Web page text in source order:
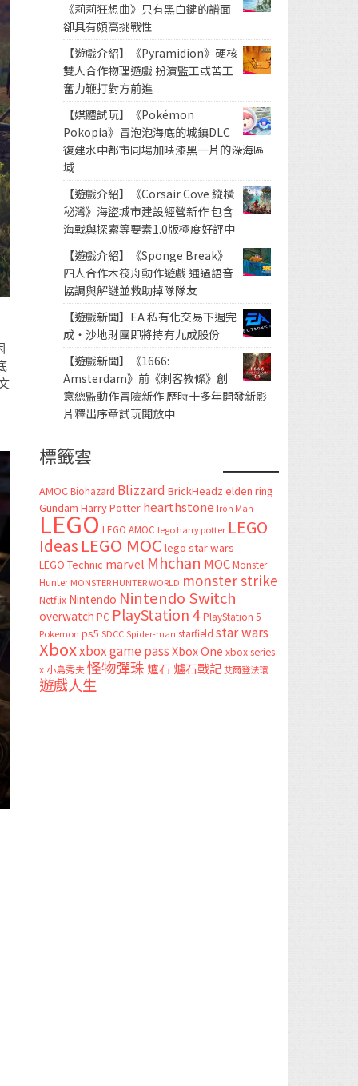
《莉莉狂想曲》只有黑白鍵的譜面
卻具有頗高挑戰性
【遊戲介紹】《Pyramidion》硬核
雙人合作物理遊戲 扮演監工或苦工
奮力鞭打對方前進
【媒體試玩】《Pokémon
Pokopia》冒泡泡海底的城鎮DLC
復建水中都市同場加映漆黑一片的深海區
域
【遊戲介紹】《Corsair Cove 縱橫
秘灣》海盜城市建設經營新作 包含
海戰與探索等要素1.0版極度好評中
【遊戲介紹】《Sponge Break》
四人合作木筏舟動作遊戲 通過語音
協調與解謎並救助掉隊隊友
【遊戲新聞】EA 私有化交易下週完
成・沙地財團即將持有九成股份
【遊戲新聞】《1666:
Amsterdam》前《刺客教條》創
意總監動作冒險新作 歷時十多年開發新影
片釋出序章試玩開放中
標籤雲
AMOC Biohazard Blizzard BrickHeadz elden ring
Gundam Harry Potter hearthstone Iron Man
LEGO LEGO AMOC lego harry potter LEGO
Ideas LEGO MOC lego star wars
LEGO Technic marvel Mhchan MOC Monster
Hunter MONSTER HUNTER WORLD monster strike
Netflix Nintendo Nintendo Switch
overwatch PC PlayStation 4 PlayStation 5
Pokemon ps5 SDCC Spider-man starfield star wars
Xboxxbox game passXbox One xbox series
x 小島秀夫怪物彈珠 爐石 爐石戰記艾爾登法環
遊戲人生